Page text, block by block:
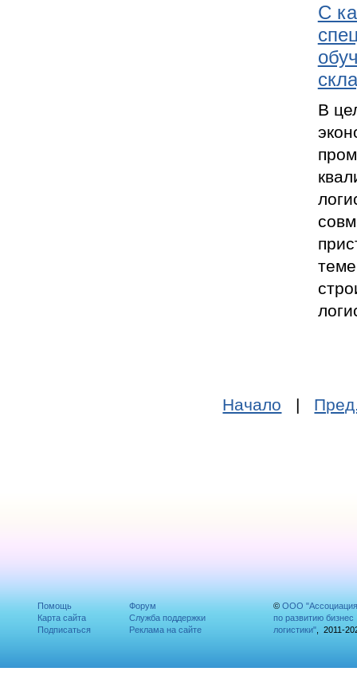
С
В
Начало |
Помощь
Карта сайта
Подписаться
Форум
Служба поддержки
Реклама на сайте
© ООО "Ассоциация
по развитию бизнес
логистики", 2011-